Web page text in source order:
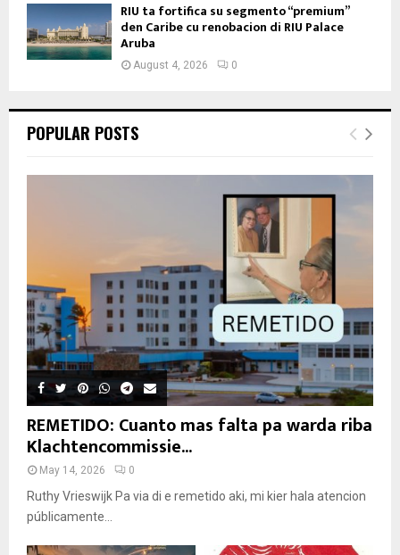
RIU ta fortifica su segmento “premium”
den Caribe cu renobacion di RIU Palace
Aruba
August 4, 2026 0
POPULAR POSTS
REMETIDO: Cuanto mas falta pa warda riba
Klachtencommissie...
May 14, 2026 0
Ruthy Vrieswijk Pa via di e remetido aki, mi kier hala atencion
públicamente...